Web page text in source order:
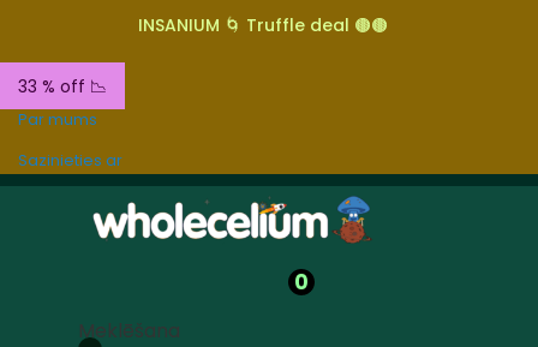
INSANIUM 🌀 Truffle deal 🟤🟤
33 % off 📉
Par mums
Sazinieties ar
0
Meklēšana